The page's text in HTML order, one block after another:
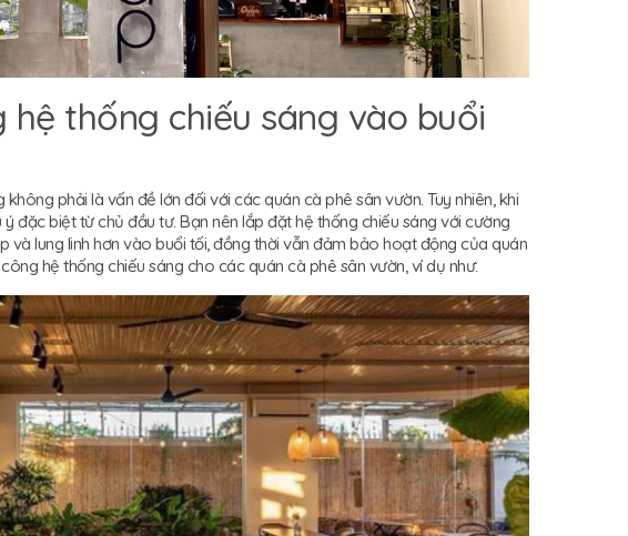
thống chiếu sáng vào buổi
phải là vấn đề lớn đối với các quán cà phê sân vườn. Tuy nhiên, khi
đặc biệt từ chủ đầu tư. Bạn nên lắp đặt hệ thống chiếu sáng với cường
và lung linh hơn vào buổi tối, đồng thời vẫn đảm bảo hoạt động của quán
hệ thống chiếu sáng cho các quán cà phê sân vườn, ví dụ như: